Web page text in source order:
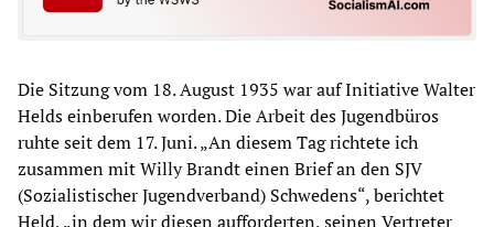
Die Sitzung vom 18. August 1935 war auf Initiative Walter
Helds einberufen worden. Die Arbeit des Jugendbüros
ruhte seit dem 17. Juni. „An diesem Tag richtete ich
zusammen mit Willy Brandt einen Brief an den SJV
(Sozialistischer Jugendverband) Schwedens“, berichtet
Held, „in dem wir diesen aufforderten, seinen Vertreter